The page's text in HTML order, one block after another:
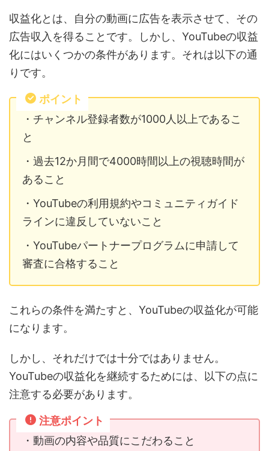
収益化とは、自分の動画に広告を表示させて、その
広告収入を得ることです。しかし、YouTubeの収益
化にはいくつかの条件があります。それは以下の通
りです。
ポイント
・チャンネル登録者数が1000人以上であるこ
と
・過去12か月間で4000時間以上の視聴時間が
あること
・YouTubeの利用規約やコミュニティガイド
ラインに違反していないこと
・YouTubeパートナープログラムに申請して
審査に合格すること
これらの条件を満たすと、YouTubeの収益化が可能
になります。
しかし、それだけでは十分ではありません。
YouTubeの収益化を継続するためには、以下の点に
注意する必要があります。
注意ポイント
・動画の内容や品質にこだわること